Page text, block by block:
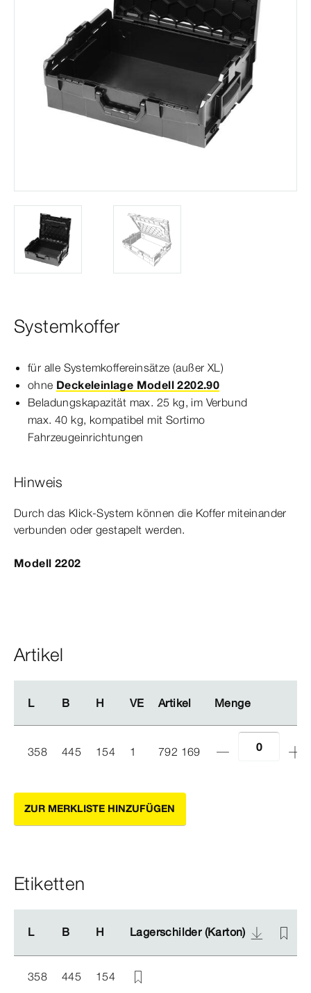
Systemkoffer
für alle Systemkoffereinsätze (außer XL)
ohne Deckeleinlage Modell 2202.90
Beladungskapazität max. 25 kg, im Verbund
max. 40 kg, kompatibel mit Sortimo
Fahrzeugeinrichtungen
Hinweis
Durch das Klick-​System können die Koffer miteinander
verbunden oder gestapelt werden.
Modell 2202
Artikel
L B H VE Artikel Menge
L B H VE Artikel Menge
358 445 154 1 792 169
ZUR MERKLISTE HINZUFÜGEN
Etiketten
L B H Lagerschilder (Karton)
L B H Lagerschilder (Karton)
358 445 154